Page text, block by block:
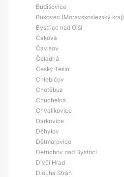
Budišovice
Bukovec (Moravskoslezský kraj)
Bystřice nad Olší
Čaková
Čavisov
Čeladná
Český Těšín
Chlebičov
Chotěbuz
Chuchelná
Chvalíkovice
Darkovice
Děhylov
Dětmarovice
Dětřichov nad Bystřicí
Dívčí Hrad
Dlouhá Stráň